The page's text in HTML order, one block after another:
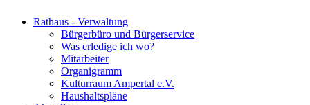
Rathaus - Verwaltung
Bürgerbüro und Bürgerservice
Was erledige ich wo?
Mitarbeiter
Organigramm
Kulturraum Ampertal e.V.
Haushaltspläne